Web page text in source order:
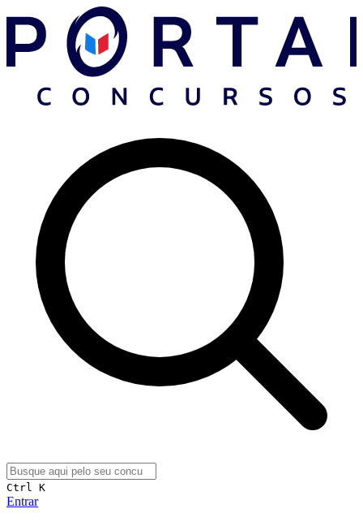
Ctrl K
Entrar